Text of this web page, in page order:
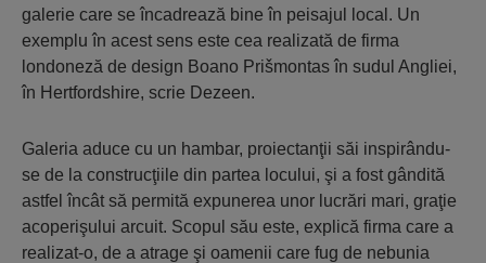
galerie care se încadrează bine în peisajul local. Un
exemplu în acest sens este cea realizată de firma
londoneză de design Boano Prišmontas în sudul Angliei,
în Hertfordshire, scrie Dezeen.
Galeria aduce cu un hambar, proiectanţii săi inspirându-
se de la construcţiile din partea locului, şi a fost gândită
astfel încât să permită expunerea unor lucrări mari, graţie
acoperişului arcuit. Scopul său este, explică firma care a
realizat-o, de a atrage şi oamenii care fug de nebunia